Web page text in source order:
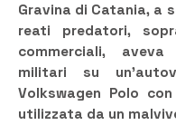
Gravina di Catania, a
reati predatori,
commerciali,
militari su
Volkswagen Polo
utilizzata da un